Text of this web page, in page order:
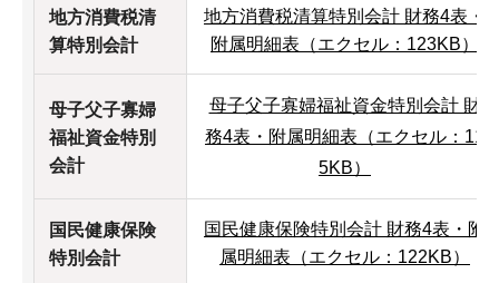
地方消費税清
算特別会計
地方消費税清算特別会計 財務4表・
附属明細表（エクセル：123KB）
母子父子寡婦
福祉資金特別
会計
母子父子寡婦福祉資金特別会計 財
務4表・附属明細表（エクセル：11
5KB）
国民健康保険
特別会計
国民健康保険特別会計 財務4表・附
属明細表（エクセル：122KB）